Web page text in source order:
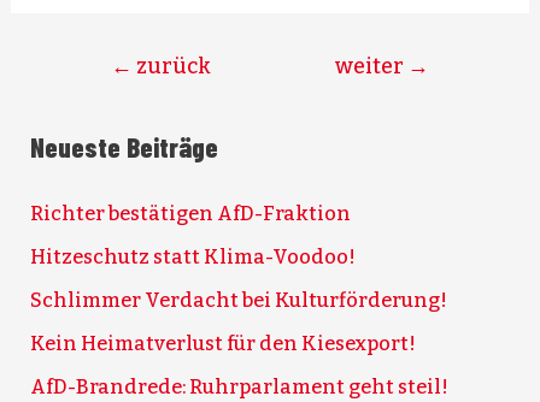
← zurück weiter →
Neueste Beiträge
Richter bestätigen AfD-Fraktion
Hitzeschutz statt Klima-Voodoo!
Schlimmer Verdacht bei Kulturförderung!
Kein Heimatverlust für den Kiesexport!
AfD-Brandrede: Ruhrparlament geht steil!